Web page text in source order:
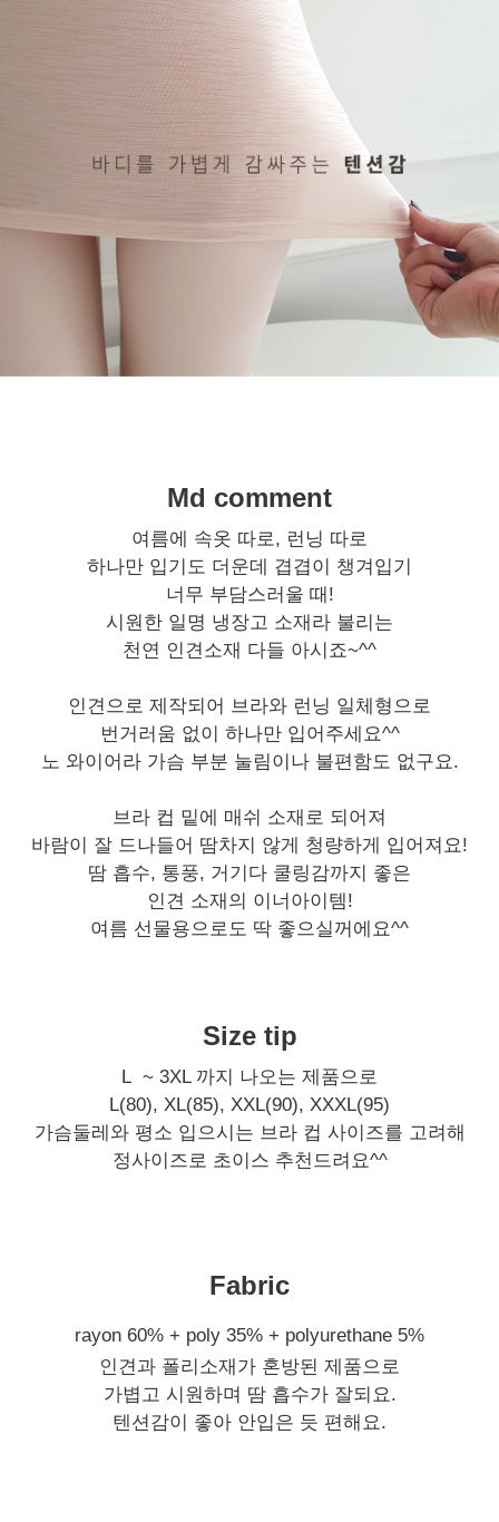
Md comment
여름에 속옷 따로, 런닝 따로
하나만 입기도 더운데 겹겹이 챙겨입기
너무 부담스러울 때!
시원한 일명 냉장고 소재라 불리는
천연 인견소재 다들 아시죠~^^
인견으로 제작되어 브라와 런닝 일체형으로
번거러움 없이 하나만 입어주세요^^
노 와이어라 가슴 부분 눌림이나 불편함도 없구요.
브라 컵 밑에 매쉬 소재로 되어져
바람이 잘 드나들어 땀차지 않게 청량하게 입어져요!
땀 흡수, 통풍, 거기다 쿨링감까지 좋은
인견 소재의 이너아이템!
여름 선물용으로도 딱 좋으실꺼에요^^
Size tip
L ~ 3XL 까지 나오는 제품으로
L(80), XL(85), XXL(90), XXXL(95)
가슴둘레와 평소 입으시는 브라 컵 사이즈를 고려해
정사이즈로 초이스 추천드려요^^
Fabric
rayon 60% + poly 35% + polyurethane 5%
인견과 폴리소재가 혼방된 제품으로
가볍고 시원하며 땀 흡수가 잘되요.
텐션감이 좋아 안입은 듯 편해요.